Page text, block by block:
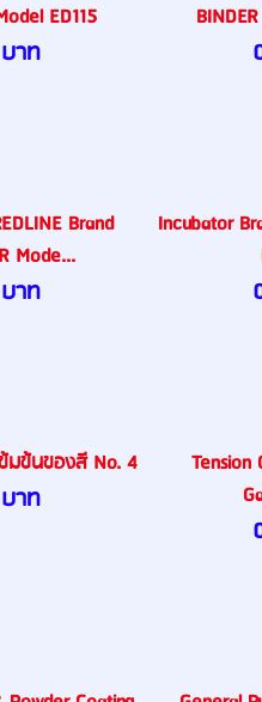
ED115
าท
Brand
Mode...
าท
Incubator
มข้นของสี No. 4
าท
Tension